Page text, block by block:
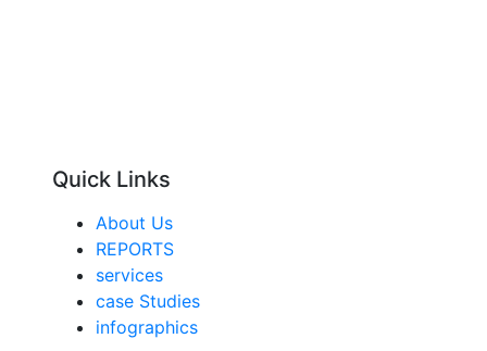
Quick Links
About Us
REPORTS
services
case Studies
infographics